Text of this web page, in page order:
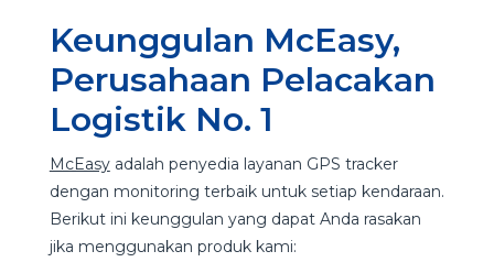
Keunggulan McEasy,
Perusahaan Pelacakan
Logistik No. 1
McEasyadalah penyedia layanan GPS tracker
dengan monitoring terbaik untuk setiap kendaraan.
Berikut ini keunggulan yang dapat Anda rasakan
jika menggunakan produk kami: